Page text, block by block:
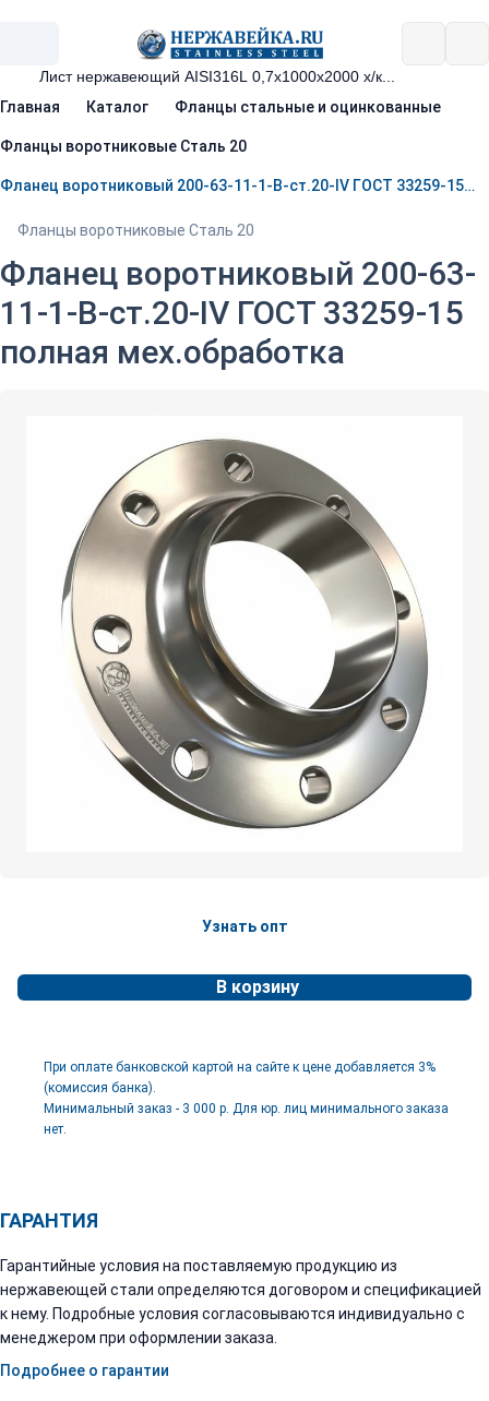
Главная Каталог Фланцы стальные и оцинкованные
Фланцы воротниковые Сталь 20
Фланец воротниковый 200-63-11-1-B-ст.20-IV ГОСТ 33259-15 полная мех.обработка
Фланцы воротниковые Сталь 20
Фланец воротниковый 200-63-
11-1-B-ст.20-IV ГОСТ 33259-15
полная мех.обработка
Узнать опт
В корзину
При оплате банковской картой на сайте к цене добавляется 3%
(комиссия банка).
Минимальный заказ - 3 000 р. Для юр. лиц минимального заказа
нет.
ГАРАНТИЯ
Гарантийные условия на поставляемую продукцию из
нержавеющей стали определяются договором и спецификацией
к нему. Подробные условия согласовываются индивидуально с
менеджером при оформлении заказа.
Подробнее о гарантии